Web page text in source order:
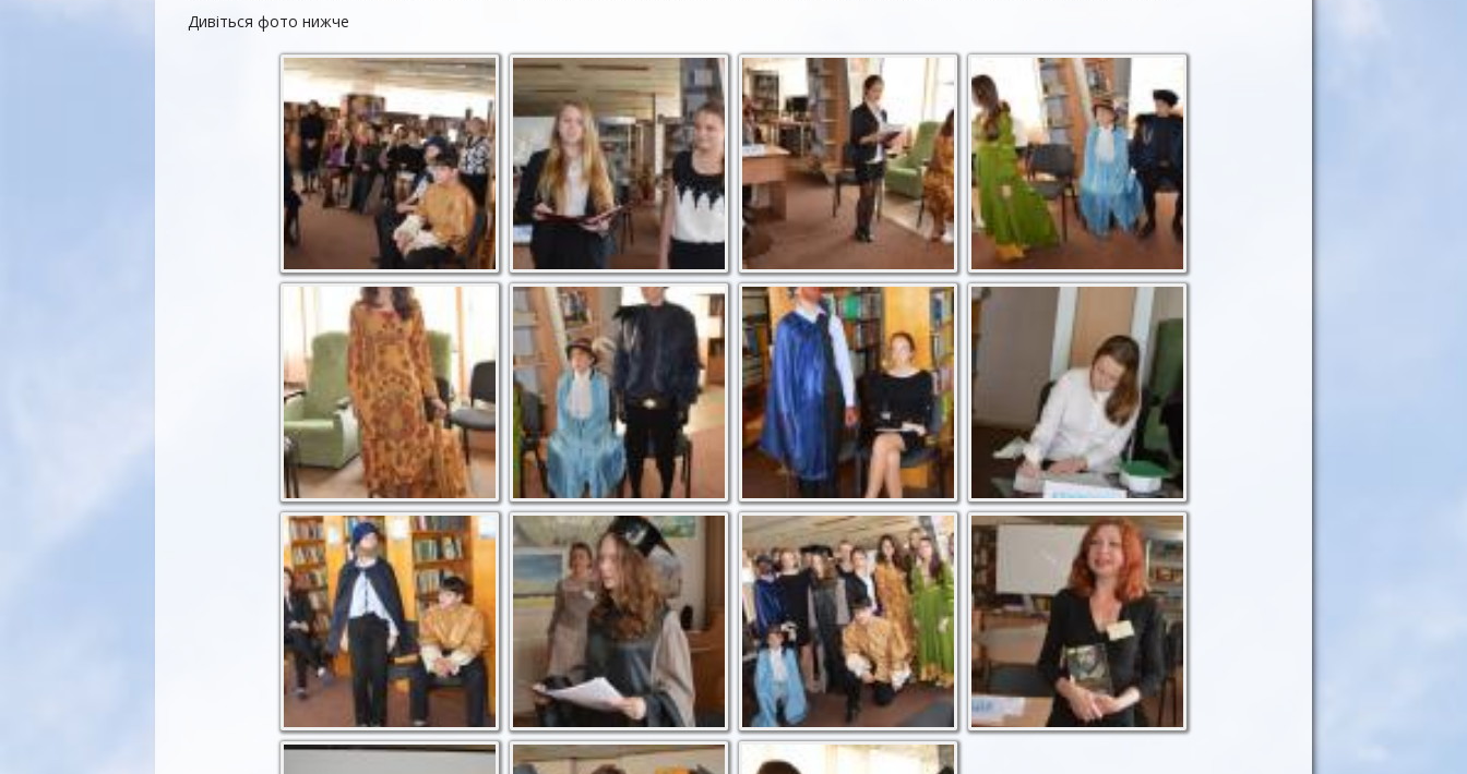
Дивіться фото нижче
Судді, свідки та глядачі
у повному складі
англійською мовою
Промова захисника
Свідчення Емілії,
дружини Яго
Дух Дездемони
свідчить на користь
Отелло
Підступний Яго Зізнання Отелло
А секретар усе
записує...
На диво артистичний
батько Дездемони
Вирок суду Актори за лаштунками
Співробітниця відділу
дякує виступаючим
Загальне обговорення Інтерв'ю телеканалу